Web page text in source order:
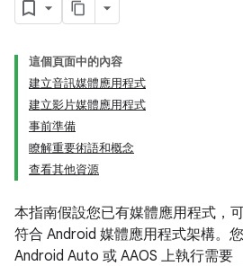
這個頁面中的內容
建立音訊媒體應用程式
建立影片媒體應用程式
事前準備
瞭解重要術語和概念
查看其他資源
本指南假設您已有媒體應用程式，
符合 Android 媒體應用程式架構。
Android Auto 或 AAOS 上執行需要